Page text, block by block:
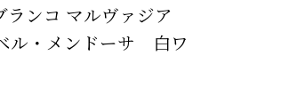
ランコ マルヴァジア
ル・メンドーサ 白ワ